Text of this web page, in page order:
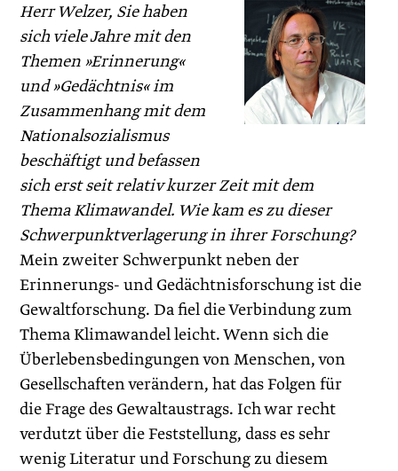
Herr Welzer, Sie haben
sich viele Jahre mit den
Themen »Erinnerung«
und »Gedächtnis« im
Zusammenhang mit dem
Nationalsozialismus
beschäftigt und befassen
sich erst seit relativ kurzer Zeit mit dem
Thema Klimawandel. Wie kam es zu dieser
Schwerpunktverlagerung in ihrer Forschung?
Mein zweiter Schwerpunkt neben der
Erinnerungs- und Gedächtnisforschung ist die
Gewaltforschung. Da fiel die Verbindung zum
Thema Klimawandel leicht. Wenn sich die
Überlebensbedingungen von Menschen, von
Gesellschaften verändern, hat das Folgen für
die Frage des Gewaltaustrags. Ich war recht
verdutzt über die Feststellung, dass es sehr
wenig Literatur und Forschung zu diesem